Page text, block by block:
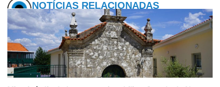
NOTÍCIAS RELACIONADAS